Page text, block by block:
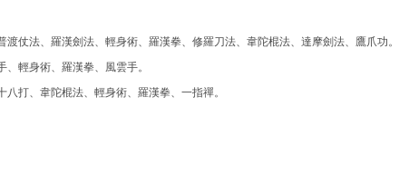
仗法、羅漢劍法、輕身術、羅漢拳、修羅刀法、韋陀棍法、達摩劍法、鷹爪功。
輕身術、羅漢拳、風雲手。
打、韋陀棍法、輕身術、羅漢拳、一指禪。